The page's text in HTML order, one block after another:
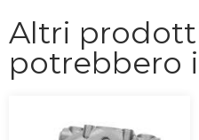
Altri
potrebbero